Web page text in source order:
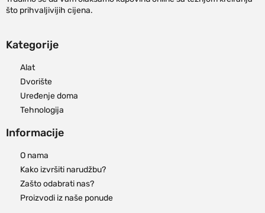
što prihvaljivijih cijena.
Kategorije
Alat
Dvorište
Uređenje doma
Tehnologija
Informacije
O nama
Kako izvršiti narudžbu?
Zašto odabrati nas?
Proizvodi iz naše ponude